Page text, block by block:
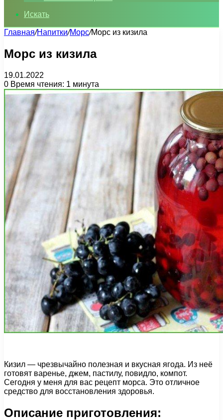
Искать
Главная/Напитки/Морс/Морс из кизила
Морс из кизила
19.01.2022
0 Время чтения: 1 минута
Кизил — чрезвычайно полезная и вкусная ягода. Из неё
готовят варенье, джем, пастилу, повидло, компот.
Сегодня у меня для вас рецепт морса. Это отличное
средство для восстановления здоровья.
Описание приготовления: